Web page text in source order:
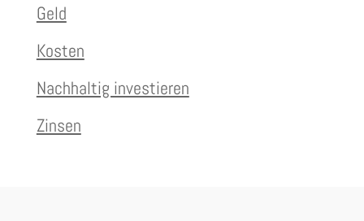
Geld
Kosten
Nachhaltig investieren
Zinsen